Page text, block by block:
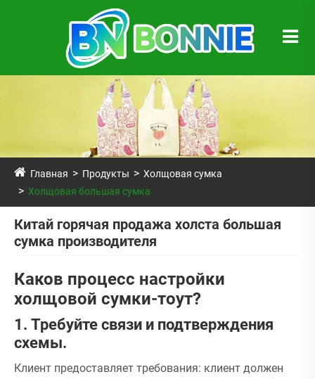
Главная Продукты
Холщовая сумка
Холщовая большая сумка
Китай горячая продажа холста большая
сумка производителя
Каков процесс настройки
холщовой сумки-тоут?
1. Требуйте связи и подтверждения
схемы.
Клиент предоставляет требования: клиент должен